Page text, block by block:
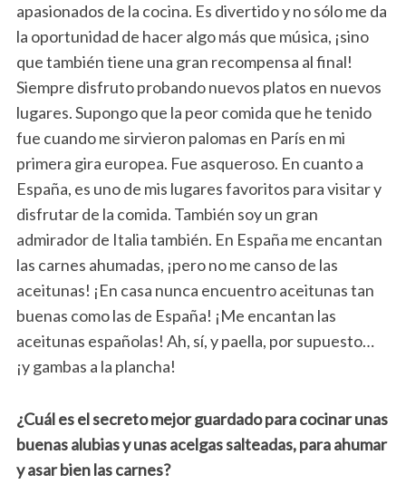
apasionados de la cocina. Es divertido y no sólo me da
la oportunidad de hacer algo más que música, ¡sino
que también tiene una gran recompensa al final!
Siempre disfruto probando nuevos platos en nuevos
lugares. Supongo que la peor comida que he tenido
fue cuando me sirvieron palomas en París en mi
primera gira europea. Fue asqueroso. En cuanto a
España, es uno de mis lugares favoritos para visitar y
disfrutar de la comida. También soy un gran
admirador de Italia también. En España me encantan
las carnes ahumadas, ¡pero no me canso de las
aceitunas! ¡En casa nunca encuentro aceitunas tan
buenas como las de España! ¡Me encantan las
aceitunas españolas! Ah, sí, y paella, por supuesto…
¡y gambas a la plancha!
¿Cuál es el secreto mejor guardado para cocinar unas
buenas alubias y unas acelgas salteadas, para ahumar
y asar bien las carnes?